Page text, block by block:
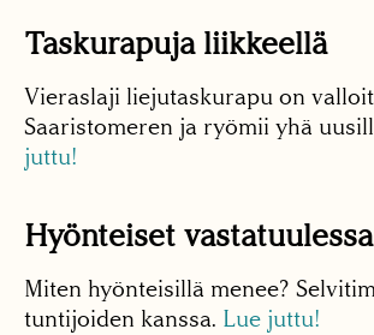
Taskurapuja liikkeellä
Vieraslaji liejutaskurapu on
Saaristomeren ja ryömii yhä
juttu!
Hyönteiset vastatuulessa
Miten hyönteisillä menee?
tuntijoiden kanssa. Lue juttu!